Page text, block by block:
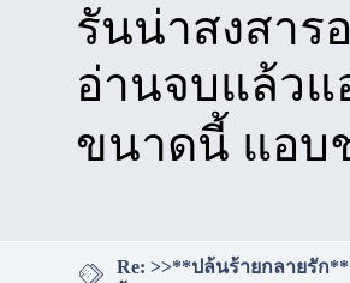
รันน่าสงสาร
อ่านจบแล้วแ
ขนาดนี้ แอบ
Re: >>**ปล้นร้ายกลายรัก